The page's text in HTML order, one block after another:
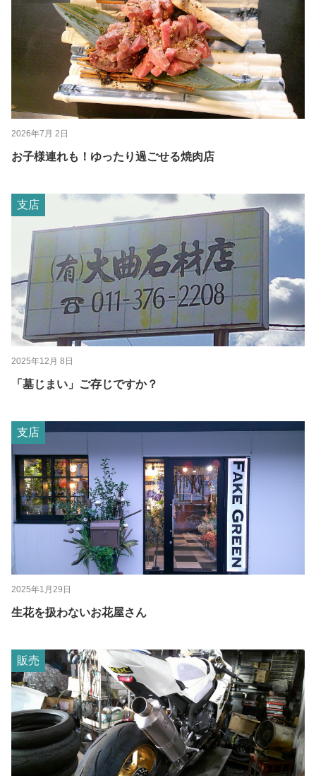
2026年7月 2日
お子様連れも！ゆったり過ごせる焼肉店
支店
2025年12月 8日
「墓じまい」ご存じですか？
支店
2025年1月29日
生花を扱わないお花屋さん
販売